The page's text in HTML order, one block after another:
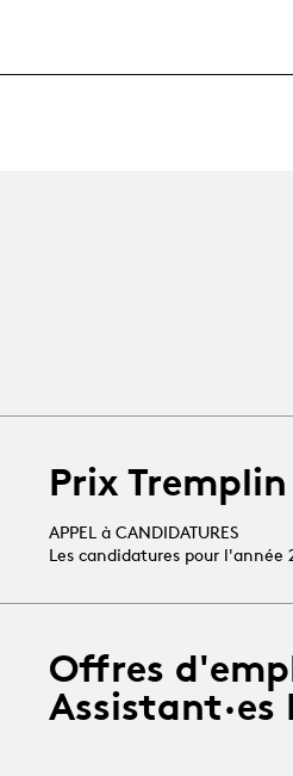
Prix
APPEL à CANDIDATURES
Les candidatures pour l'année
Offres
Assistant·es